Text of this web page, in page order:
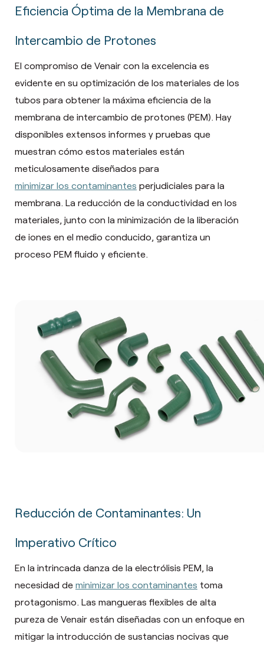
Eficiencia Óptima de la Membrana de
Intercambio de Protones
El compromiso de Venair con la excelencia es
evidente en su optimización de los materiales de los
tubos para obtener la máxima eficiencia de la
membrana de intercambio de protones (PEM). Hay
disponibles extensos informes y pruebas que
muestran cómo estos materiales están
meticulosamente diseñados para
minimizar los contaminantes perjudiciales para la
membrana. La reducción de la conductividad en los
materiales, junto con la minimización de la liberación
de iones en el medio conducido, garantiza un
proceso PEM fluido y eficiente.
Reducción de Contaminantes: Un
Imperativo Crítico
En la intrincada danza de la electrólisis PEM, la
necesidad de minimizar los contaminantes toma
protagonismo. Las mangueras flexibles de alta
pureza de Venair están diseñadas con un enfoque en
mitigar la introducción de sustancias nocivas que